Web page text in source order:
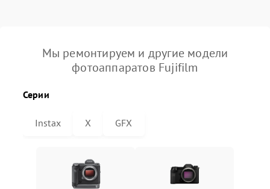
Мы ремонтируем и другие модели
фотоаппаратов Fujifilm
Серии
Instax X GFX